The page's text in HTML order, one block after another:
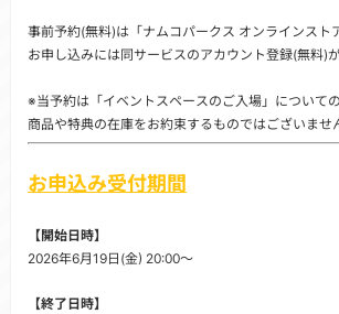
事前予約(無料)は「ナムコパークス オンラインスト
お申し込みには同サービスのアカウント登録(無料)が
※当予約は「イベントスペースのご入場」についての
商品や特典の在庫をお約束するものではございませ
お申込み受付期間
【開始日時】
2026年6月19日(金) 20:00～
【終了日時】